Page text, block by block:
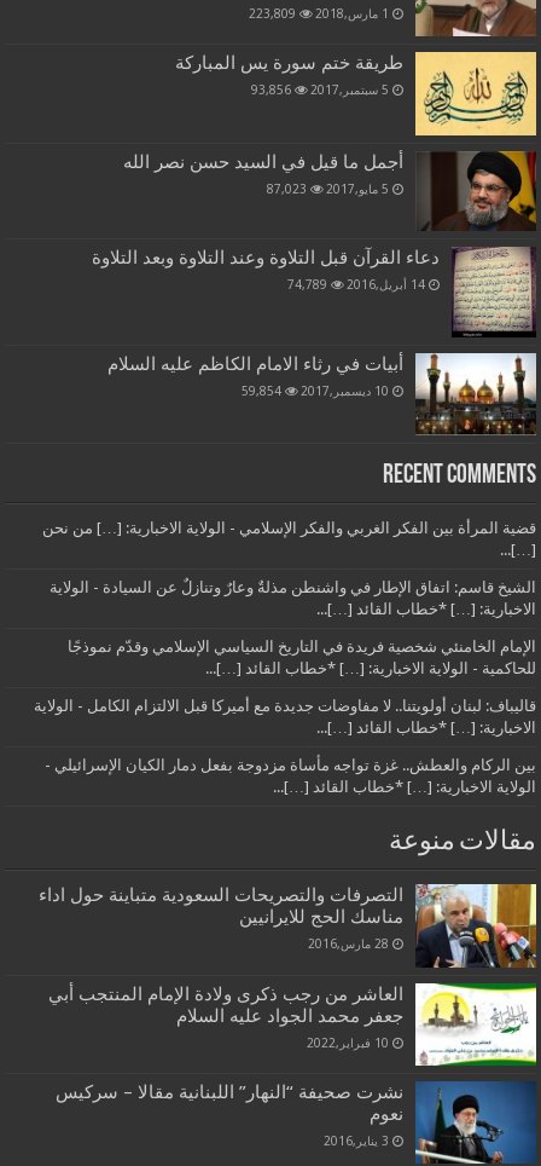
1 مارس,2018 223,809
طريقة ختم سورة يس المباركة
5 سبتمبر,2017 93,856
أجمل ما قيل في السيد حسن نصر الله
5 مايو,2017 87,023
دعاء القرآن قبل التلاوة وعند التلاوة وبعد التلاوة
14 أبريل,2016 74,789
أبيات في رثاء الامام الكاظم عليه السلام
10 ديسمبر,2017 59,854
Recent Comments
قضية المرأة بين الفكر الغربي والفكر الإسلامي - الولاية الاخبارية: […] من نحن
[…]...
الشيخ قاسم: اتفاق الإطار في واشنطن مذلةٌ وعارٌ وتنازلٌ عن السيادة - الولاية
الاخبارية: […] *خطاب القائد […]...
الإمام الخامنئي شخصية فريدة في التاريخ السياسي الإسلامي وقدّم نموذجًا
للحاكمية - الولاية الاخبارية: […] *خطاب القائد […]...
قاليباف: لبنان أولويتنا.. لا مفاوضات جديدة مع أميركا قبل الالتزام الكامل - الولاية
الاخبارية: […] *خطاب القائد […]...
بين الركام والعطش.. غزة تواجه مأساة مزدوجة بفعل دمار الكيان الإسرائيلي -
الولاية الاخبارية: […] *خطاب القائد […]...
مقالات منوعة
التصرفات والتصريحات السعودية متباينة حول اداء
مناسك الحج للايرانيين
28 مارس,2016
العاشر من رجب ذكرى ولادة الإمام المنتجب أبي
جعفر محمد الجواد عليه السلام
10 فبراير,2022
نشرت صحيفة “النهار” اللبنانية مقالا – سركيس
نعوم
3 يناير,2016